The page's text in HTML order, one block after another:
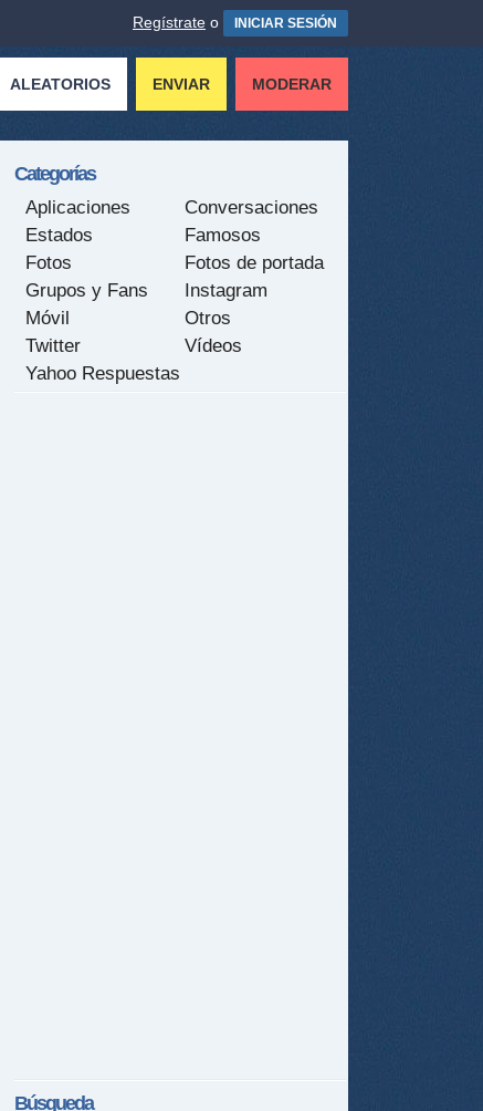
Regístrate o INICIAR SESIÓN
ALEATORIOS ENVIAR MODERAR
Categorías
Aplicaciones
Conversaciones
Estados
Famosos
Fotos
Fotos de portada
Grupos y Fans
Instagram
Móvil
Otros
Twitter
Vídeos
Yahoo Respuestas
Búsqueda